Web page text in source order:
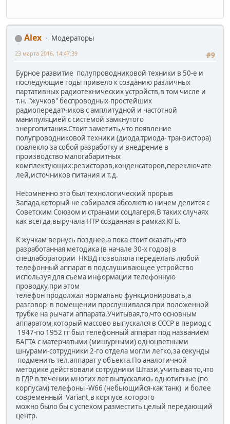
Alex
Модераторы
#9
23 марта 2016, 14:47:39
Бурное развитие полупроводниковой техники в 50-е и
последующие годы привело к созданию различных
партативных радиотехнических устройств,в том числе и
т.н. "жучков" беспроводных-простейших
радиопередатчиков с амплитудной и частотной
манипуляцией с системой замкнутого
энергопитания.Стоит заметить,что появление
полупроводниковой техники (диода,триода- транзистора)
повлекло за собой разработку и внедрение в
производство малогабаритных
комплектующих:резисторов,конденсаторов,переключате
лей,источников питания и т.д.
Несомненно это был технологический прорыв
Запада,который не собирался абсолютно ничем делится с
Советским Союзом и странами соцлагеря.В таких случаях
как всегда,выручала НТР созданная в рамках КГБ.
К жучкам вернусь позднее,а пока стоит сказать,что
разработанная методика (в начале 30-х годов) в
спецлаборатории НКВД позволяла переделать любой
телефонный аппарат в подслушивающее устройство
используя для съема информации телефонную
проводку,при этом
телефон продолжал нормально функционировать,а
разговор в помещении прослушивался при положенной
трубке на рычаги аппарата.Учитывая,то,что основным
аппаратом,который массово выпускался в СССР в период с
1947-по 1952 гг был телефонный аппарат под названием
БАГТА с матерчатыми (мишурными) одноцветными
шнурами-сотрудники 2-го отдела могли легко,за секунды
подменить тел.аппарат у объекта.По аналогичной
методике действовали сотрудники Штази,учитывая то,что
в ГДР в течении многих лет выпускались однотипные (по
корпусам) телефоны -W66 (небьющийся-как танк) и более
современный Variant,в корпусе которого
можно было бы с успехом разместить целый передающий
центр.